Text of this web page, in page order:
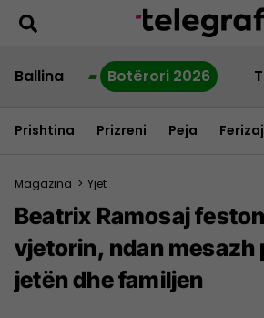
Ballina Botërori 2026
Prishtina Prizreni Peja Ferizaj
Magazina > Yjet
Beatrix Ramosaj
vjetorin, ndan mesazh
jetën dhe familjen